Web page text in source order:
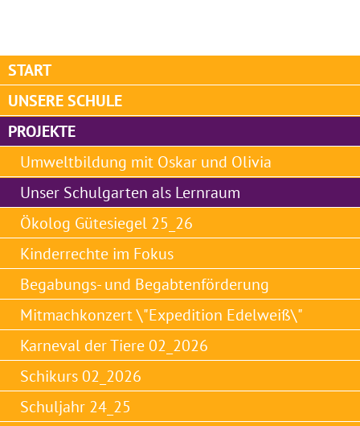
START
UNSERE SCHULE
PROJEKTE
Umweltbildung mit Oskar und Olivia
Unser Schulgarten als Lernraum
Ökolog Gütesiegel 25_26
Kinderrechte im Fokus
Begabungs- und Begabtenförderung
Mitmachkonzert \"Expedition Edelweiß\"
Karneval der Tiere 02_2026
Schikurs 02_2026
Schuljahr 24_25